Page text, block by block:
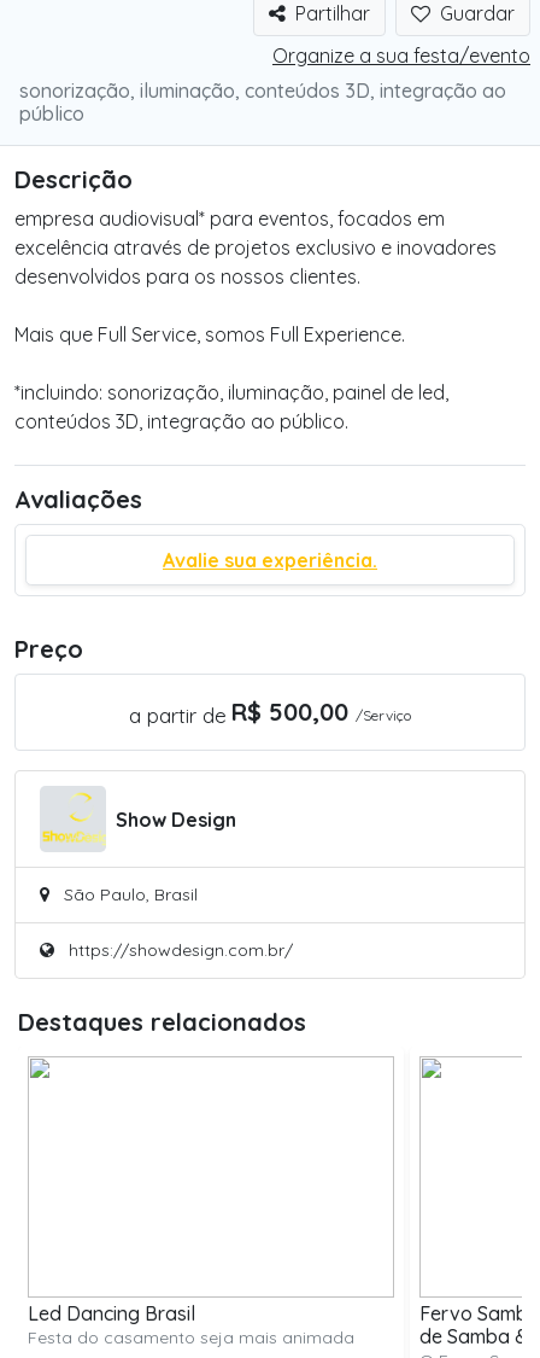
Partilhar
Guardar
Organize a sua festa/evento
sonorização, iluminação, conteúdos 3D, integração ao
público
Descrição
empresa audiovisual* para eventos, focados em
excelência através de projetos exclusivo e inovadores
desenvolvidos para os nossos clientes.
Mais que Full Service, somos Full Experience.
*incluindo: sonorização, iluminação, painel de led,
conteúdos 3D, integração ao público.
Avaliações
Avalie sua experiência.
Preço
a partir de R$ 500,00 /Serviço
Show Design
São Paulo, Brasil
https://showdesign.com.br/
Destaques relacionados
Led Dancing Brasil
Festa do casamento seja mais animada
Fervo
de Samba &